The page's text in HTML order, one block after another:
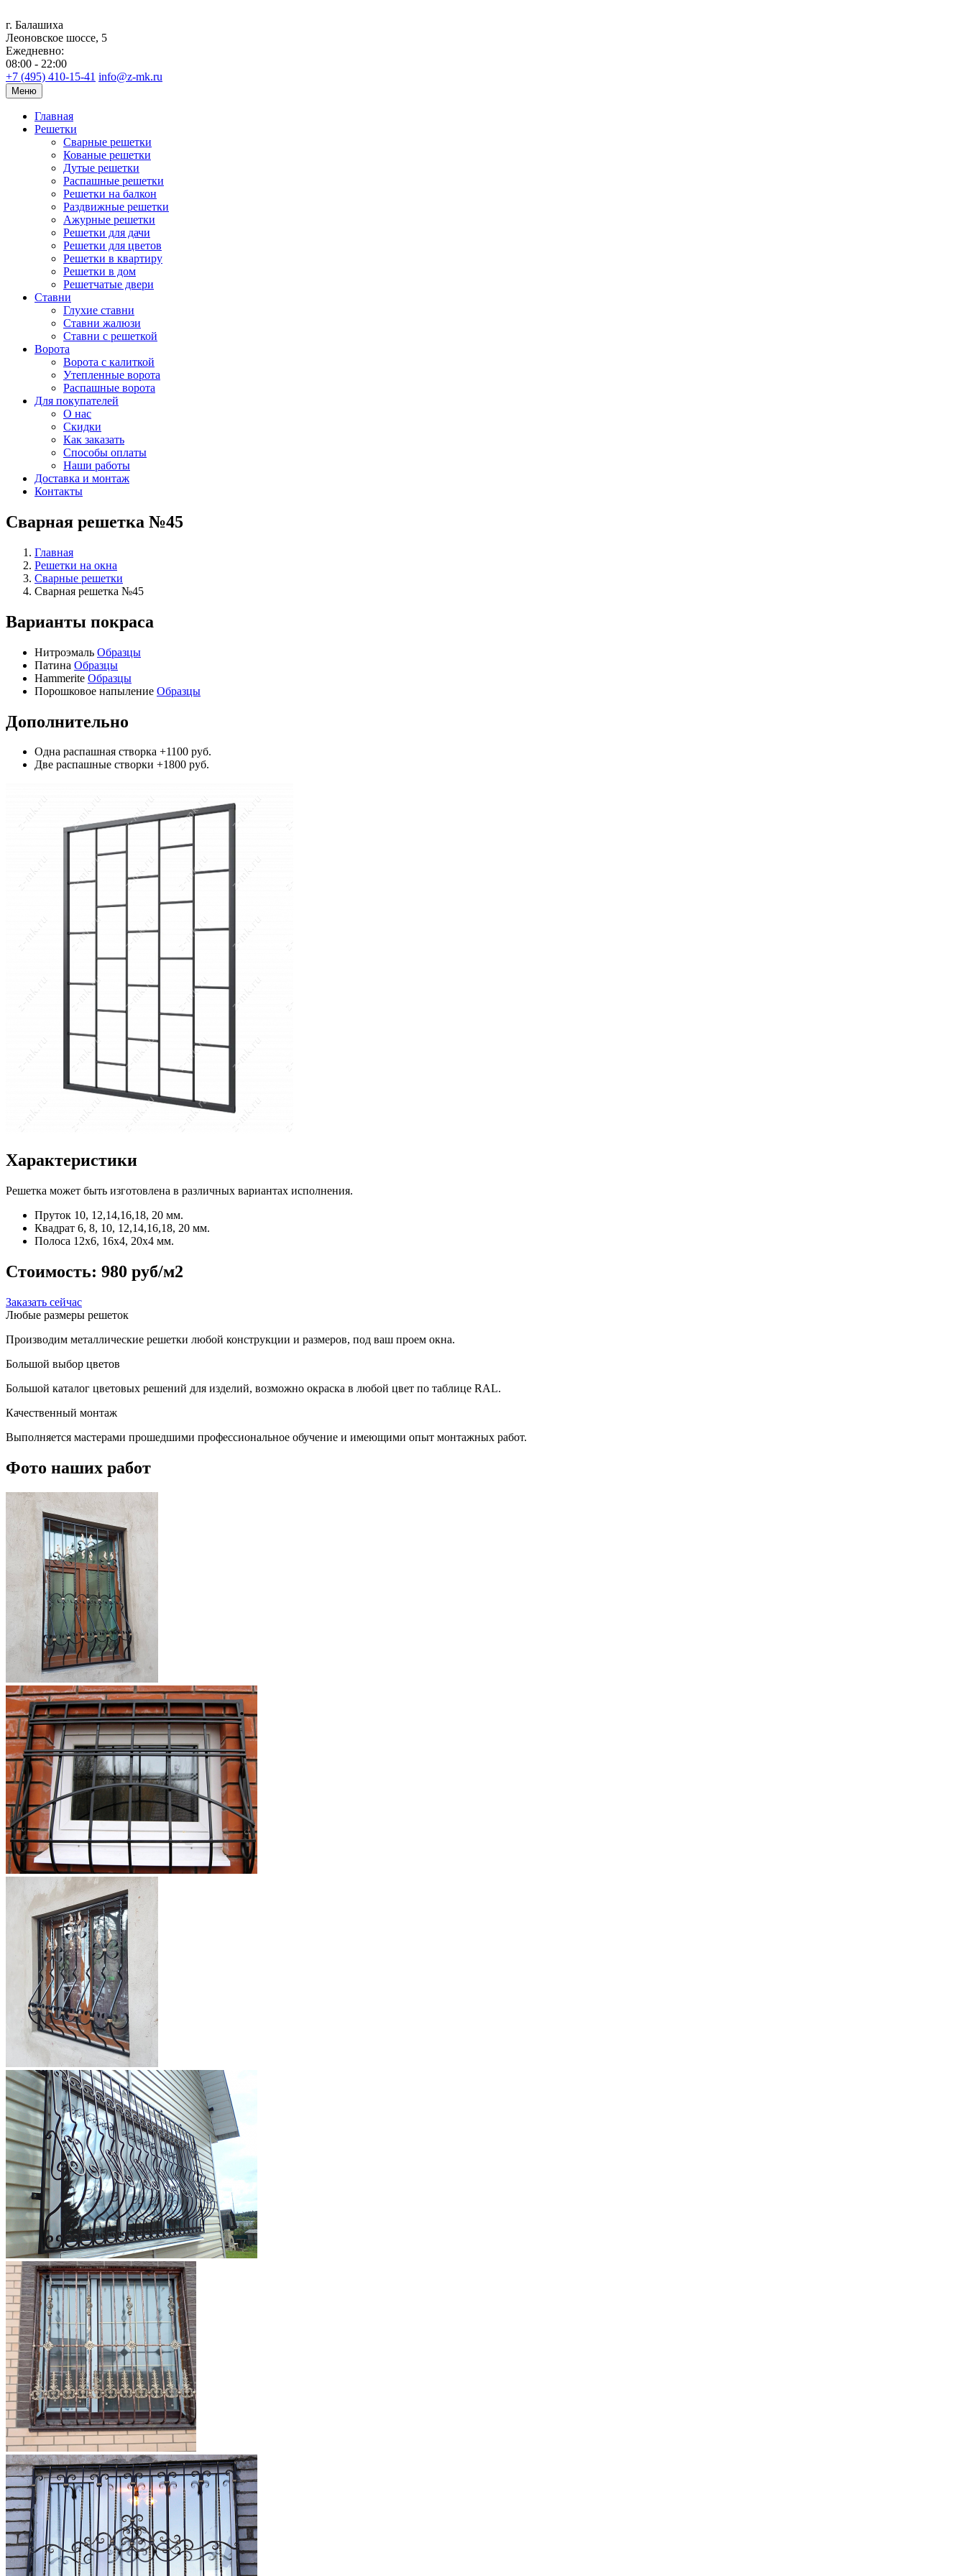
г. Балашиха
Леоновское шоссе, 5
Ежедневно:
08:00 - 22:00
+7 (495) 410-15-41 info@z-mk.ru
Меню
Главная
Решетки
Сварные решетки
Кованые решетки
Дутые решетки
Распашные решетки
Решетки на балкон
Раздвижные решетки
Ажурные решетки
Решетки для дачи
Решетки для цветов
Решетки в квартиру
Решетки в дом
Решетчатые двери
Ставни
Глухие ставни
Ставни жалюзи
Ставни с решеткой
Ворота
Ворота с калиткой
Утепленные ворота
Распашные ворота
Для покупателей
О нас
Скидки
Как заказать
Способы оплаты
Наши работы
Доставка и монтаж
Контакты
Сварная решетка №45
Главная
Решетки на окна
Сварные решетки
Сварная решетка №45
Варианты покраса
Нитроэмаль Образцы
Патина Образцы
Hammerite Образцы
Порошковое напыление Образцы
Дополнительно
Одна распашная створка +1100 руб.
Две распашные створки +1800 руб.
Характеристики
Решетка может быть изготовлена в различных вариантах исполнения.
Пруток 10, 12,14,16,18, 20 мм.
Квадрат 6, 8, 10, 12,14,16,18, 20 мм.
Полоса 12x6, 16x4, 20x4 мм.
Стоимость: 980 руб/м2
Заказать сейчас
Любые размеры решеток
Производим металлические решетки любой конструкции и размеров, под ваш проем окна.
Большой выбор цветов
Большой каталог цветовых решений для изделий, возможно окраска в любой цвет по таблице RAL.
Качественный монтаж
Выполняется мастерами прошедшими профессиональное обучение и имеющими опыт монтажных работ.
Фото наших работ